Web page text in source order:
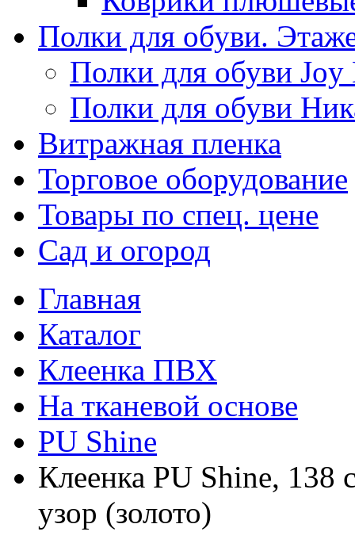
Полки для обуви.
Полки для обуви Joy
Полки для обуви
Витражная пленка
Торговое оборудование
Товары по спец. цене
Сад и огород
Главная
Каталог
Клеенка ПВХ
На тканевой основе
PU Shine
Клеенка PU Shine,
узор (золото)